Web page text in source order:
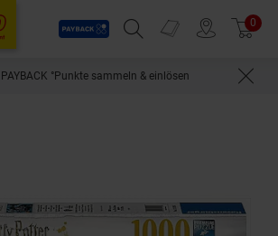
Payback
Suchfeld einblenden
Prospekte 0
PAYBACK °Punkte sammeln & einlösen